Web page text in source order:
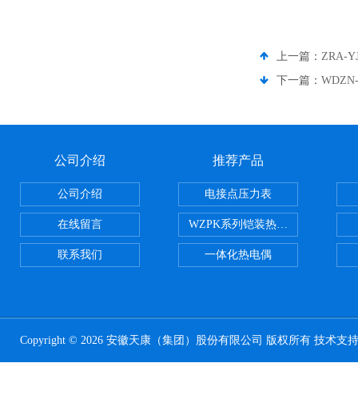
上一篇： ZRA-
下一篇：
公司介绍
公司介绍
在线留言
联系我们
推荐产品
电接点压力表
WZPK系列铠装热电阻
一体化热电偶
Copyright © 2026 安徽天康（集团）股份有限公司 版权所有 技术支